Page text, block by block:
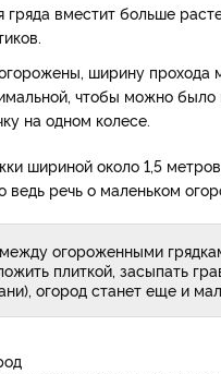
гряда вместит больше
ширину прохода
чтобы можно было
на одном колесе.
шириной около 1,5
ведь речь о маленьком
огороженными
плиткой, засыпать
огород станет еще и